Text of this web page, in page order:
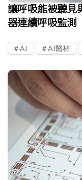
讓呼吸能被聽見
器連續呼吸監測
AI AI醫材